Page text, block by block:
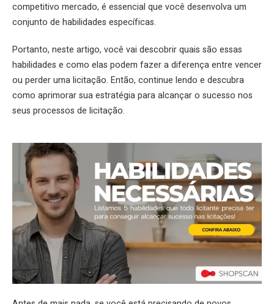
competitivo mercado, é essencial que você desenvolva um
conjunto de habilidades específicas.
Portanto, neste artigo, você vai descobrir quais são essas
habilidades e como elas podem fazer a diferença entre vencer
ou perder uma licitação. Então, continue lendo e descubra
como aprimorar sua estratégia para alcançar o sucesso nos
seus processos de licitação.